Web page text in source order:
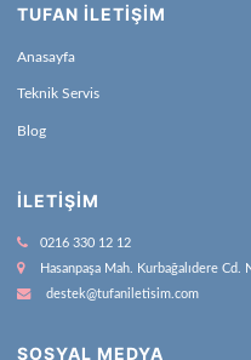
TUFAN İLETİŞİM
Anasayfa
Teknik Servis
Blog
İLETIŞIM
0216 330 12 12
Hasanpaşa Mah. Kurbağalıdere Cd.
destek@tufaniletisim.com
SOSYAL MEDYA